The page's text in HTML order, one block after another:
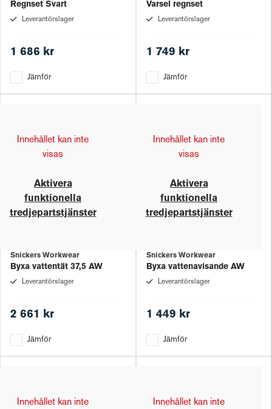
Regnset Svart
Leverantörslager
1 686 kr
Jämför
Varsel regnset
Leverantörslager
1 749 kr
Jämför
Innehållet kan inte
visas
Aktivera
funktionella
tredjepartstjänster
Snickers Workwear
Byxa vattentät 37,5 AW
Leverantörslager
2 661 kr
Jämför
Innehållet kan inte
visas
Aktivera
funktionella
tredjepartstjänster
Snickers Workwear
Byxa vattenavisande AW
Leverantörslager
1 449 kr
Jämför
Innehållet kan inte
Innehållet kan inte